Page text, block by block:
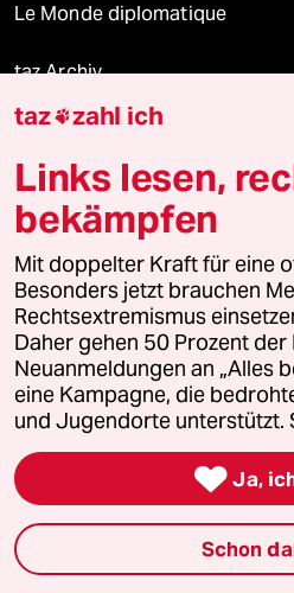
Le Monde diplomatique
taz Archiv
Mehr taz Angebote
Reisen
Kantine
Shop
Anzeigen
Fragen & Hilfe
taz zahl ich
Links lesen,
bekämpfen
Mit doppelter Kraft für eine
Besonders jetzt brauchen
Rechtsextremismus
Daher gehen 50 Prozent der
Neuanmeldungen an „Alles
eine Kampagne, die
und Jugendorte unterstützt.
 Ja,
Schon